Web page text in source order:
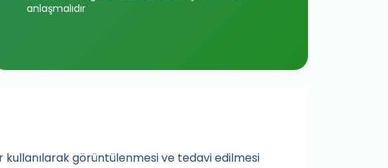
anlaşmalıdır
görüntülenmesi ve tedavi edilmesi